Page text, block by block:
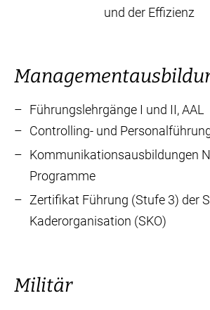
und der Effizienz
Führungslehrgänge I und II, AAL
Controlling- und
Kommunikationsausbildungen
Programme
Zertifikat Führung (Stufe 3) der
Kaderorganisation (SKO)
Militär